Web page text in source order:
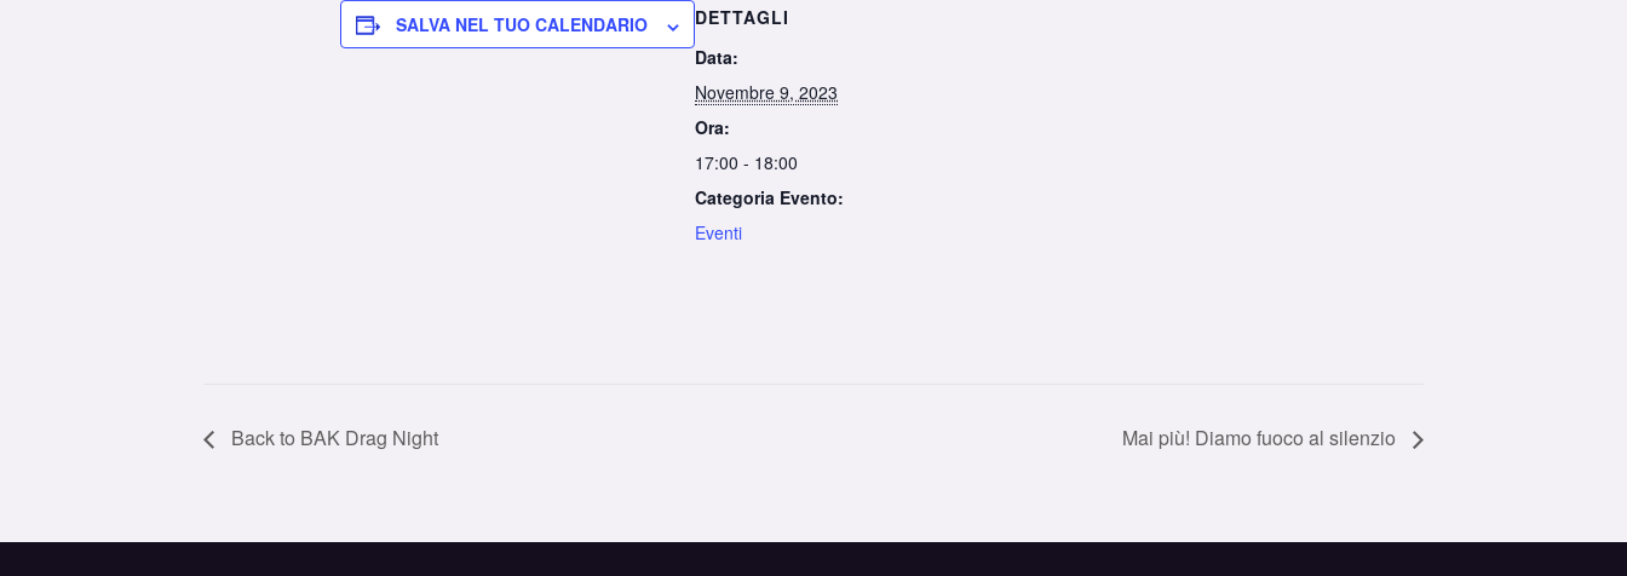
SALVA NEL TUO CALENDARIO
DETTAGLI
Data:
Novembre 9, 2023
Ora:
17:00 - 18:00
Categoria Evento:
Eventi
Back to BAK Drag Night Mai più! Diamo fuoco al silenzio